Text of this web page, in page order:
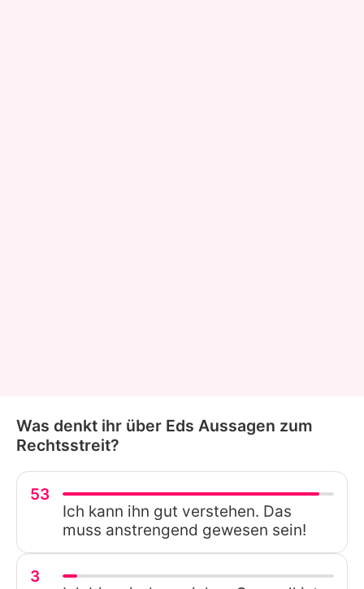
Was denkt ihr über Eds Aussagen zum
Rechtsstreit?
53
Ich kann ihn gut verstehen. Das
muss anstrengend gewesen sein!
3